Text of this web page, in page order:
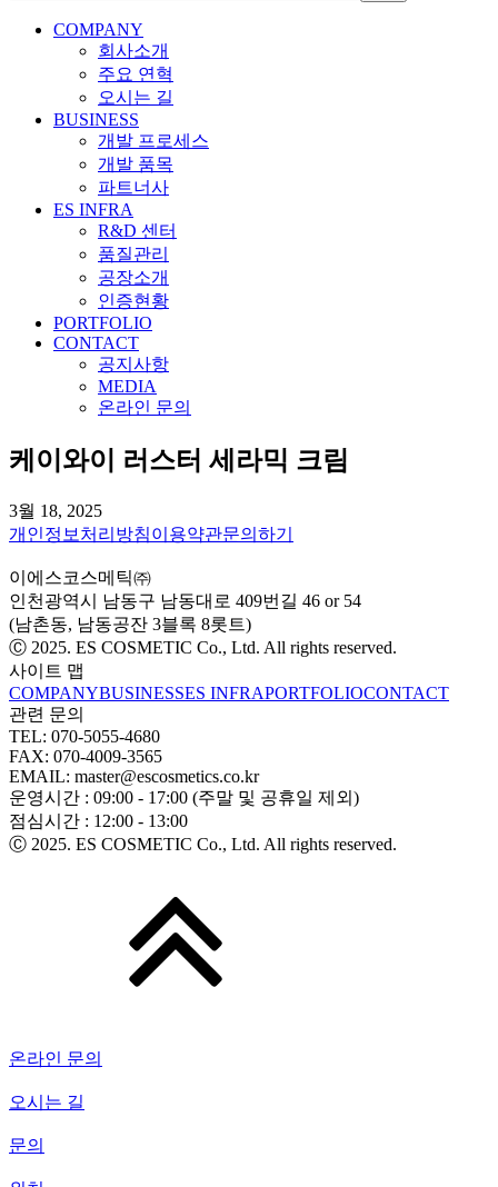
COMPANY
회사소개
주요 연혁
오시는 길
BUSINESS
개발 프로세스
개발 품목
파트너사
ES INFRA
R&D 센터
품질관리
공장소개
인증현황
PORTFOLIO
CONTACT
공지사항
MEDIA
온라인 문의
케이와이 러스터 세라믹 크림
3월 18, 2025
개인정보처리방침이용약관문의하기
이에스코스메틱㈜
인천광역시 남동구 남동대로 409번길 46 or 54
(남촌동, 남동공잔 3블록 8롯트)
Ⓒ 2025. ES COSMETIC Co., Ltd. All rights reserved.
사이트 맵
COMPANYBUSINESSES INFRAPORTFOLIOCONTACT
관련 문의
TEL: 070-5055-4680
FAX: 070-4009-3565
EMAIL: master@escosmetics.co.kr
운영시간 : 09:00 - 17:00 (주말 및 공휴일 제외)
점심시간 : 12:00 - 13:00
Ⓒ 2025. ES COSMETIC Co., Ltd. All rights reserved.
온라인 문의
오시는 길
문의